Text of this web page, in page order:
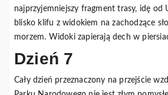
najprzyjemniejszy fragment trasy, idę od
blisko klifu z widokiem na zachodzące
morzem. Widoki zapierają dech w
Dzień 7
Cały dzień przeznaczony na przejście